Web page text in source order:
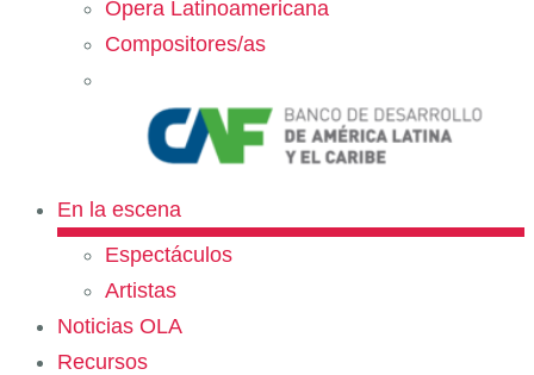
Ópera Latinoamericana
Compositores/as
En la escena
Espectáculos
Artistas
Noticias OLA
Recursos